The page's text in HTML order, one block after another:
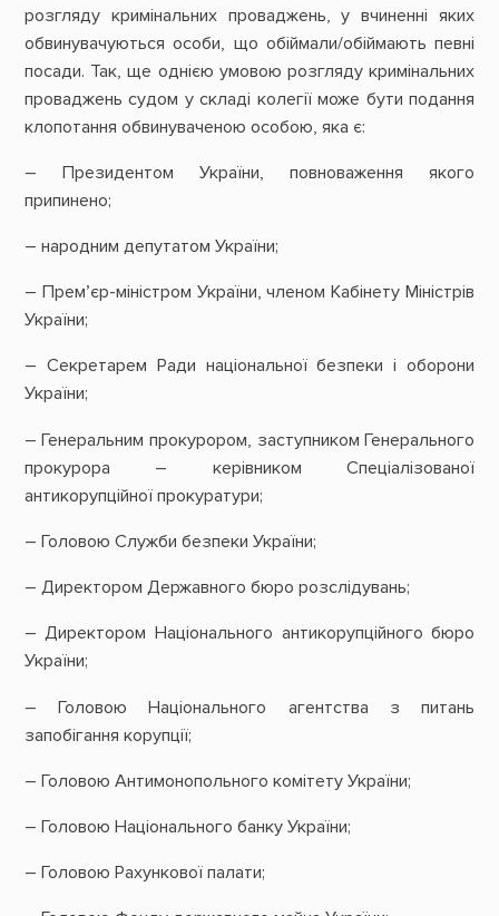
розгляду кримінальних проваджень, у вчиненні яких
обвинувачуються особи, що обіймали/обіймають певні
посади. Так, ще однією умовою розгляду кримінальних
проваджень судом у складі колегії може бути подання
клопотання обвинуваченою особою, яка є:
– Президентом України, повноваження якого
припинено;
– народним депутатом України;
– Прем’єр-міністром України, членом Кабінету Міністрів
України;
– Секретарем Ради національної безпеки і оборони
України;
– Генеральним прокурором, заступником Генерального
прокурора – керівником Спеціалізованої
антикорупційної прокуратури;
– Головою Служби безпеки України;
– Директором Державного бюро розслідувань;
– Директором Національного антикорупційного бюро
України;
– Головою Національного агентства з питань
запобігання корупції;
– Головою Антимонопольного комітету України;
– Головою Національного банку України;
– Головою Рахункової палати;